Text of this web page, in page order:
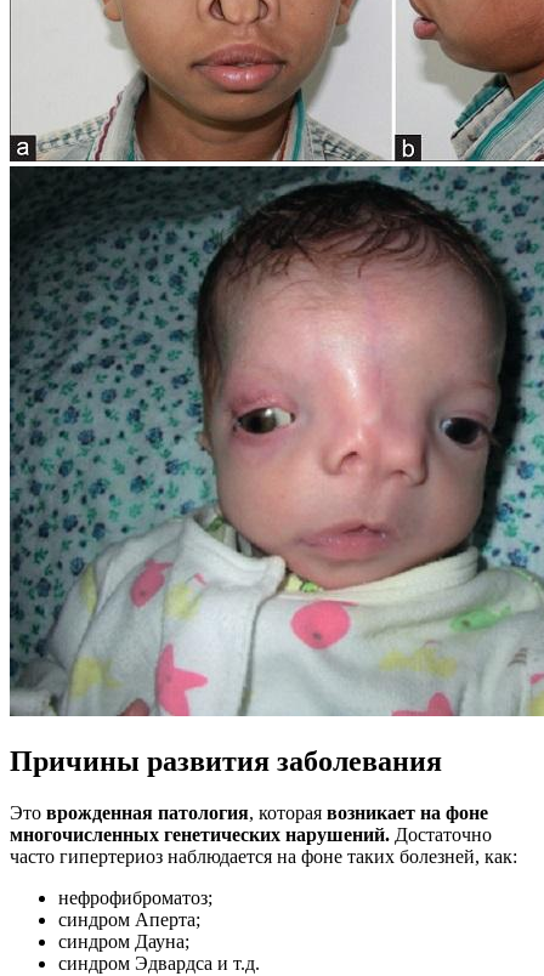
Причины развития заболевания
Это врожденная патология, которая возникает на фоне
многочисленных генетических нарушений. Достаточно
часто гипертериоз наблюдается на фоне таких болезней, как:
нефрофиброматоз;
синдром Аперта;
синдром Дауна;
синдром Эдвардса и т.д.